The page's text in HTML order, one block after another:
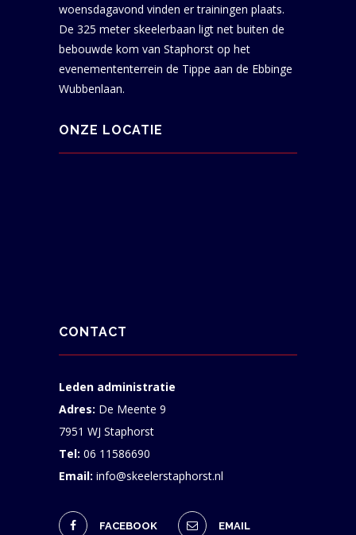
woensdagavond vinden er trainingen plaats.
De 325 meter skeelerbaan ligt net buiten de
bebouwde kom van Staphorst op het
evenemententerrein de Tippe aan de Ebbinge
Wubbenlaan.
ONZE LOCATIE
CONTACT
Leden administratie
Adres: De Meente 9
7951 WJ Staphorst
Tel: 06 11586690
Email: info@skeelerstaphorst.nl
FACEBOOK EMAIL